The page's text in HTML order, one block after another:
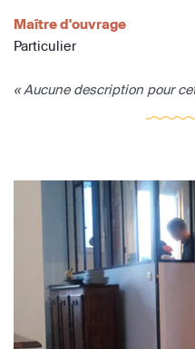
Maître d'ouvrage
Particulier
« Aucune description pour